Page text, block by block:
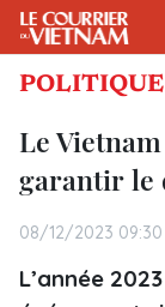
POLITIQUE
Le
garantir le
08/12/2023 09:30
L’année